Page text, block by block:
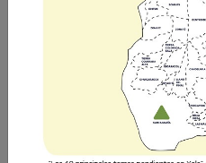
EDICIÓN DIARIA